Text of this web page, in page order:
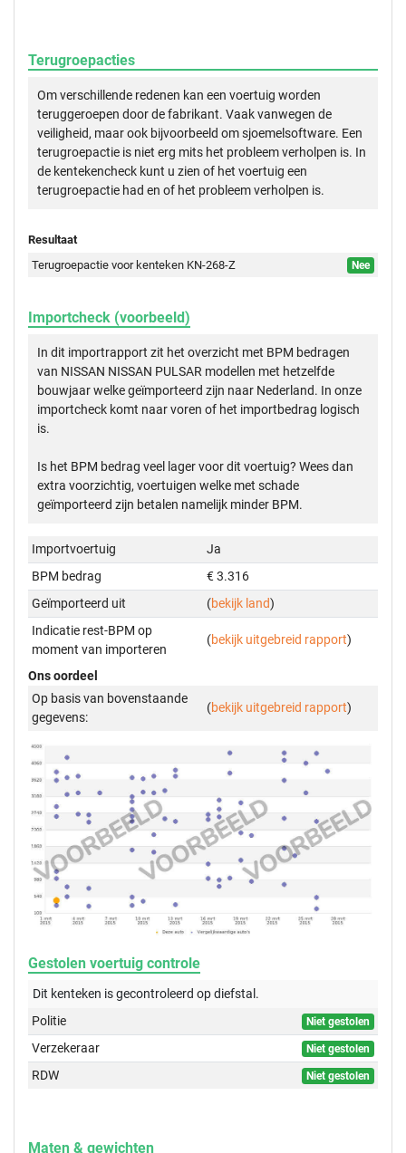
Terugroepacties
Om verschillende redenen kan een voertuig worden
teruggeroepen door de fabrikant. Vaak vanwegen de
veiligheid, maar ook bijvoorbeeld om sjoemelsoftware. Een
terugroepactie is niet erg mits het probleem verholpen is. In
de kentekencheck kunt u zien of het voertuig een
terugroepactie had en of het probleem verholpen is.
Resultaat
Terugroepactie voor kenteken KN-268-Z
Nee
Importcheck (voorbeeld)
In dit importrapport zit het overzicht met BPM bedragen
van NISSAN NISSAN PULSAR modellen met hetzelfde
bouwjaar welke geïmporteerd zijn naar Nederland. In onze
importcheck komt naar voren of het importbedrag logisch
is.
Is het BPM bedrag veel lager voor dit voertuig? Wees dan
extra voorzichtig, voertuigen welke met schade
geïmporteerd zijn betalen namelijk minder BPM.
Importvoertuig
Ja
BPM bedrag
€ 3.316
Geïmporteerd uit
(bekijk land)
Indicatie rest-BPM op
moment van importeren
(bekijk uitgebreid rapport)
Ons oordeel
Op basis van bovenstaande
gegevens:
(bekijk uitgebreid rapport)
Gestolen voertuig controle
Dit kenteken is gecontroleerd opdiefstal.
Politie
Niet gestolen
Verzekeraar Niet gestolen
RDW Niet gestolen
Maten & gewichten